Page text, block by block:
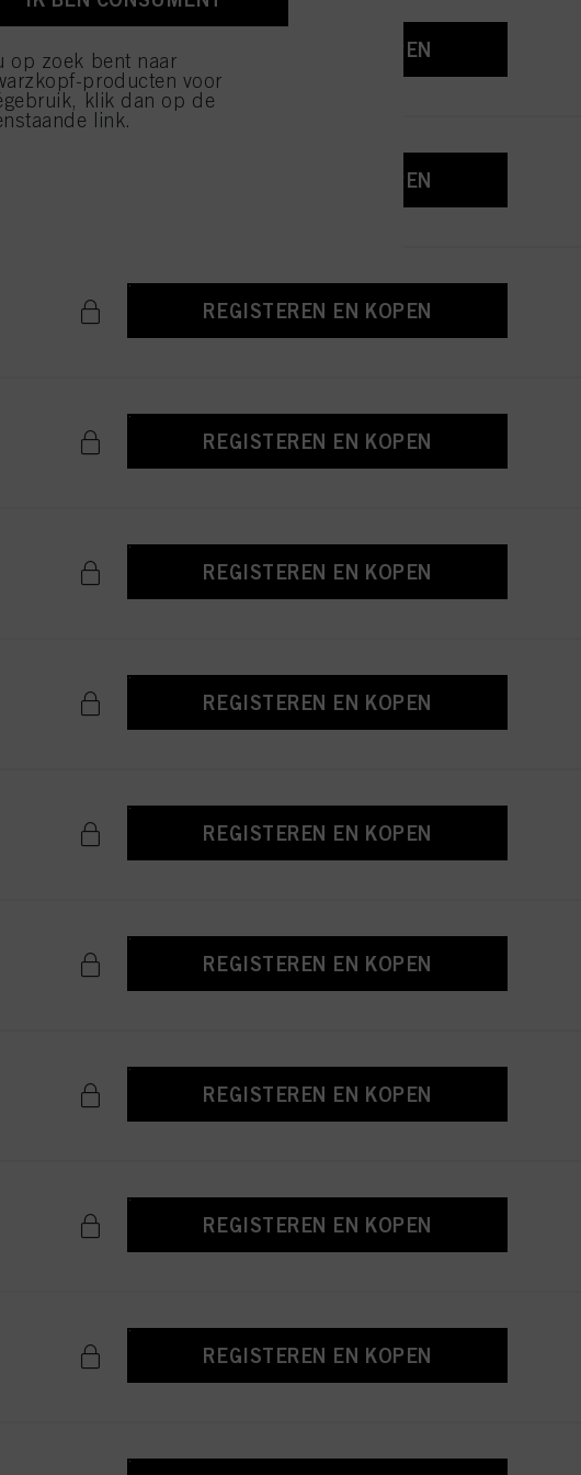
REGISTEREN EN KOPEN
REGISTEREN EN KOPEN
REGISTEREN EN KOPEN
REGISTEREN EN KOPEN
REGISTEREN EN KOPEN
REGISTEREN EN KOPEN
REGISTEREN EN KOPEN
REGISTEREN EN KOPEN
REGISTEREN EN KOPEN
REGISTEREN EN KOPEN
REGISTEREN EN KOPEN
op zoek bent naar
producten voor
klik dan op de
link.